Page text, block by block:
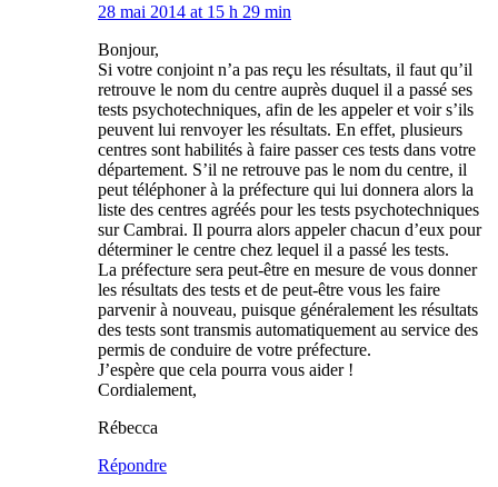
28 mai 2014 at 15 h 29 min
Bonjour,
Si votre conjoint n’a pas reçu les résultats, il faut qu’il
retrouve le nom du centre auprès duquel il a passé ses
tests psychotechniques, afin de les appeler et voir s’ils
peuvent lui renvoyer les résultats. En effet, plusieurs
centres sont habilités à faire passer ces tests dans votre
département. S’il ne retrouve pas le nom du centre, il
peut téléphoner à la préfecture qui lui donnera alors la
liste des centres agréés pour les tests psychotechniques
sur Cambrai. Il pourra alors appeler chacun d’eux pour
déterminer le centre chez lequel il a passé les tests.
La préfecture sera peut-être en mesure de vous donner
les résultats des tests et de peut-être vous les faire
parvenir à nouveau, puisque généralement les résultats
des tests sont transmis automatiquement au service des
permis de conduire de votre préfecture.
J’espère que cela pourra vous aider !
Cordialement,
Rébecca
Répondre